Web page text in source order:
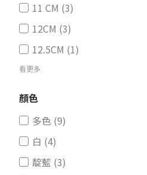
11 CM (3)
12CM (3)
12.5CM (1)
看更多
顏色
多色 (9)
白 (4)
靛藍 (3)